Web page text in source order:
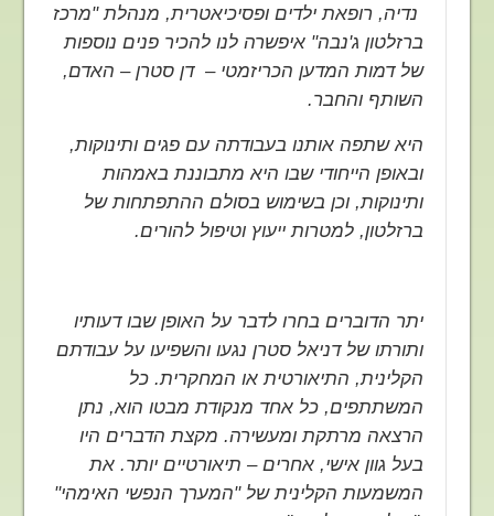
נדיה, רופאת ילדים ופסיכיאטרית, מנהלת "מרכז
ברזלטון ג'נבה" איפשרה לנו להכיר פנים נוספות
של דמות המדען הכריזמטי – דן סטרן – האדם,
השותף והחבר.
היא שתפה אותנו בעבודתה עם פגים ותינוקות,
ובאופן הייחודי שבו היא מתבוננת באמהות
ותינוקות, וכן בשימוש בסולם ההתפתחות של
ברזלטון, למטרות ייעוץ וטיפול להורים.
יתר הדוברים בחרו לדבר על האופן שבו דעותיו
ותורתו של דניאל סטרן נגעו והשפיעו על עבודתם
הקלינית, התיאורטית או המחקרית. כל
המשתתפים, כל אחד מנקודת מבטו הוא, נתן
הרצאה מרתקת ומעשירה. מקצת הדברים היו
בעל גוון אישי, אחרים – תיאורטיים יותר. את
המשמעות הקלינית של "המערך הנפשי האימהי"